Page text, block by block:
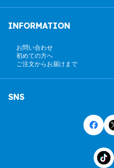
INFORMATION
お問い合わせ
初めての方へ
ご注文からお届けまで
SNS